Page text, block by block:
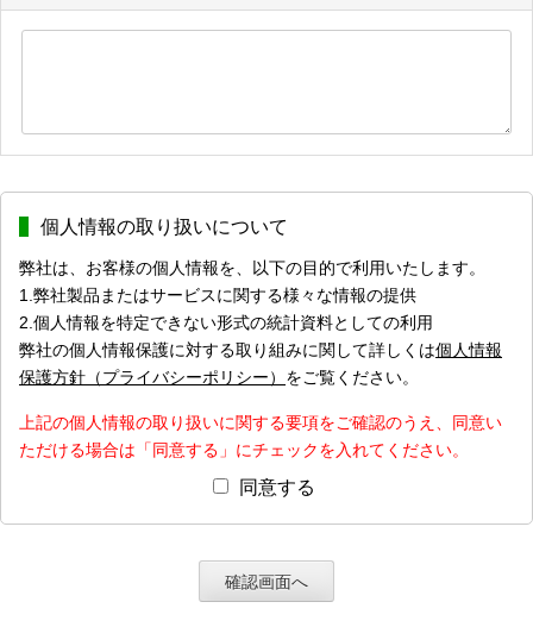
個人情報の取り扱いについて
弊社は、お客様の個人情報を、以下の目的で利用いたします。
1.弊社製品またはサービスに関する様々な情報の提供
2.個人情報を特定できない形式の統計資料としての利用
弊社の個人情報保護に対する取り組みに関して詳しくは個人情報
保護方針（プライバシーポリシー） をご覧ください。
上記の個人情報の取り扱いに関する要項をご確認のうえ、同意い
ただける場合は「同意する」にチェックを入れてください。
同意する